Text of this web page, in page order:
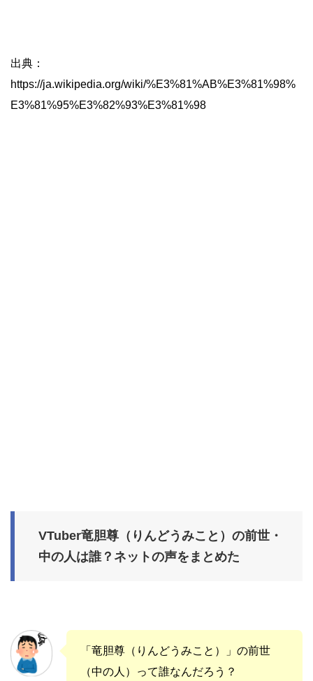
出典：
https://ja.wikipedia.org/wiki/%E3%81%AB%E3%81%98%
E3%81%95%E3%82%93%E3%81%98
VTuber竜胆尊（りんどうみこと）の前世・
中の人は誰？ネットの声をまとめた
「竜胆尊（りんどうみこと）」の前世
（中の人）って誰なんだろう？